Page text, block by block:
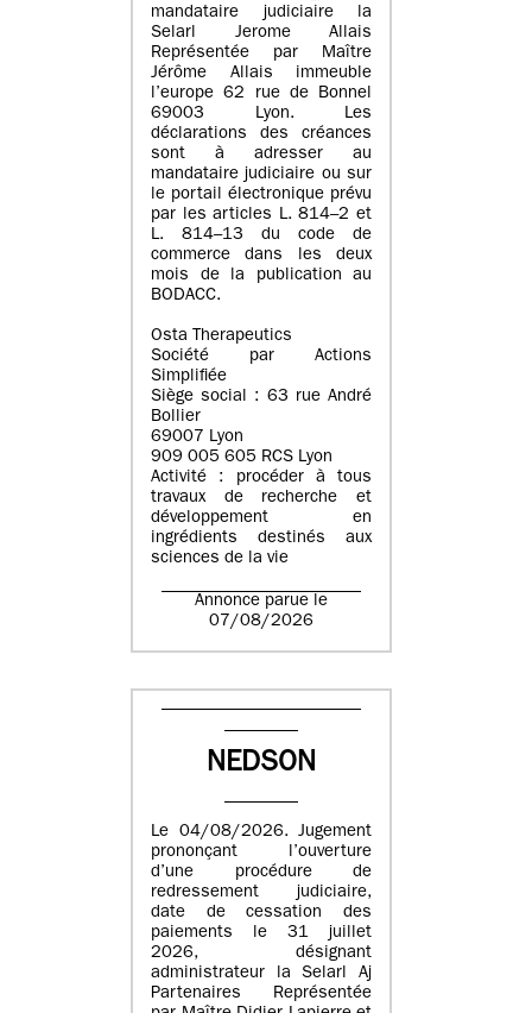
mandataire judiciaire la
Selarl Jerome Allais
Représentée par Maître
Jérôme Allais immeuble
l’europe 62 rue de Bonnel
69003 Lyon. Les
déclarations des créances
sont à adresser au
mandataire judiciaire ou sur
le portail électronique prévu
par les articles L. 814–2 et
L. 814–13 du code de
commerce dans les deux
mois de la publication au
BODACC.
Osta Therapeutics
Société par Actions
Simplifiée
Siège social : 63 rue André
Bollier
69007 Lyon
909 005 605 RCS Lyon
Activité : procéder à tous
travaux de recherche et
développement en
ingrédients destinés aux
sciences de la vie
Annonce parue le
07/08/2026
NEDSON
Le 04/08/2026. Jugement
prononçant l’ouverture
d’une procédure de
redressement judiciaire,
date de cessation des
paiements le 31 juillet
2026, désignant
administrateur la Selarl Aj
Partenaires Représentée